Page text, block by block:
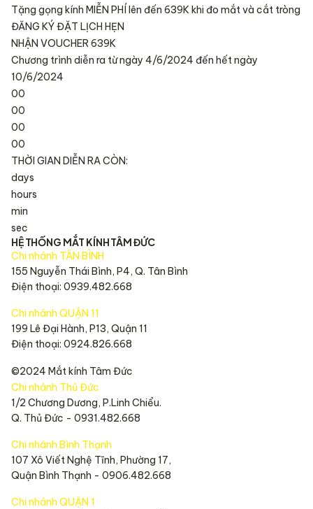
Tặng gọng kính MIỄN PHÍ lên đến 639K khi đo mắt và cắt tròng
ĐĂNG KÝ ĐẶT LỊCH HẸN
NHẬN VOUCHER 639K
Chương trình diễn ra từ ngày 4/6/2024 đến hết ngày
10/6/2024
00
00
00
00
THỜI GIAN DIỄN RA CÒN:
days
hours
min
sec
HỆ THỐNG MẮT KÍNH TÂM ĐỨC
Chi nhánh TÂN BÌNH
155 Nguyễn Thái Bình, P4, Q. Tân Bình
Điện thoại: 0939.482.668
Chi nhánh QUẬN 11
199 Lê Đại Hành, P13, Quận 11
Điện thoại: 0924.826.668
©2024 Mắt kính Tâm Đức
Chi nhánh Thủ Đức
1/2 Chương Dương, P.Linh Chiểu.
Q. Thủ Đức - 0931.482.668
Chi nhánh Bình Thạnh
107 Xô Viết Nghệ Tĩnh, Phường 17,
Quận Bình Thạnh - 0906.482.668
Chi nhánh QUẬN 1